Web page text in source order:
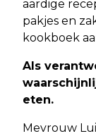
aardige
pakjes en
kookboek
Als
eten.
Mevrouw